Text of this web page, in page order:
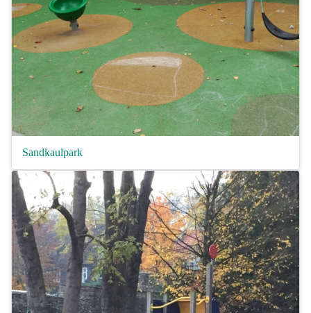
Sandkaulpark